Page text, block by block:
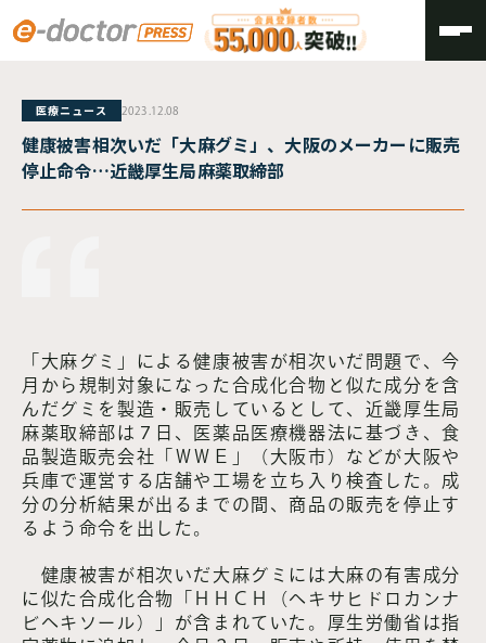
TOP
医療ニュース 2023.12.08
健康被害相次いだ「大麻グミ」、大阪のメーカーに販売
停止命令…近畿厚生局麻薬取締部
「大麻グミ」による健康被害が相次いだ問題で、今
月から規制対象になった合成化合物と似た成分を含
んだグミを製造・販売しているとして、近畿厚生局
麻薬取締部は７日、医薬品医療機器法に基づき、食
品製造販売会社「ＷＷＥ」（大阪市）などが大阪や
兵庫で運営する店舗や工場を立ち入り検査した。成
分の分析結果が出るまでの間、商品の販売を停止す
るよう命令を出した。
健康被害が相次いだ大麻グミには大麻の有害成分
に似た合成化合物「ＨＨＣＨ（ヘキサヒドロカンナ
ビヘキソール）」が含まれていた。厚生労働省は指